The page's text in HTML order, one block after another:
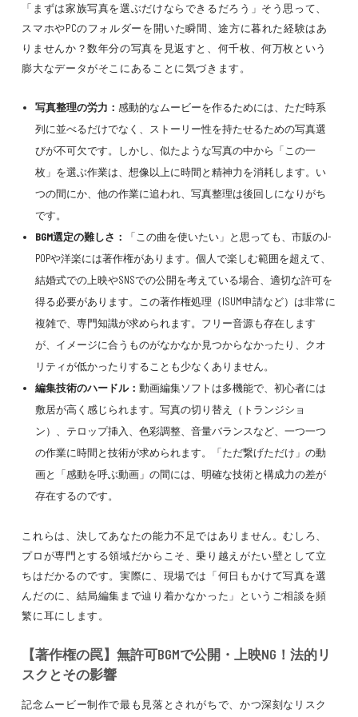
「まずは家族写真を選ぶだけならできるだろう」そう思って、
スマホやPCのフォルダーを開いた瞬間、途方に暮れた経験はあ
りませんか？数年分の写真を見返すと、何千枚、何万枚という
膨大なデータがそこにあることに気づきます。
写真整理の労力： 感動的なムービーを作るためには、ただ時系
列に並べるだけでなく、ストーリー性を持たせるための写真選
びが不可欠です。しかし、似たような写真の中から「この一
枚」を選ぶ作業は、想像以上に時間と精神力を消耗します。い
つの間にか、他の作業に追われ、写真整理は後回しになりがち
です。
BGM選定の難しさ：
「この曲を使いたい」と思っても、市販のJ-
POPや洋楽には著作権があります。個人で楽しむ範囲を超えて、
結婚式での上映やSNSでの公開を考えている場合、適切な許可を
得る必要があります。この著作権処理（ISUM申請など）は非常に
複雑で、専門知識が求められます。フリー音源も存在します
が、イメージに合うものがなかなか見つからなかったり、クオ
リティが低かったりすることも少なくありません。
編集技術のハードル： 動画編集ソフトは多機能で、初心者には
敷居が高く感じられます。写真の切り替え（トランジショ
ン）、テロップ挿入、色彩調整、音量バランスなど、一つ一つ
の作業に時間と技術が求められます。「ただ繋げただけ」の動
画と「感動を呼ぶ動画」の間には、明確な技術と構成力の差が
存在するのです。
これらは、決してあなたの能力不足ではありません。むしろ、
プロが専門とする領域だからこそ、乗り越えがたい壁として立
ちはだかるのです。実際に、現場では「何日もかけて写真を選
んだのに、結局編集まで辿り着かなかった」というご相談を頻
繁に耳にします。
【著作権の罠】無許可BGMで公開・上映NG！法的リ
スクとその影響
記念ムービー制作で最も見落とされがちで、かつ深刻なリスク